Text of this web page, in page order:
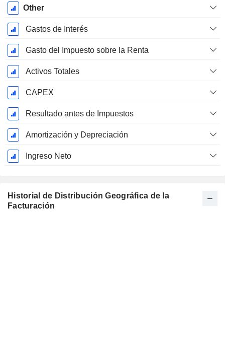
Other
Gastos de Interés
Gasto del Impuesto sobre la Renta
Activos Totales
CAPEX
Resultado antes de Impuestos
Amortización y Depreciación
Ingreso Neto
Historial de Distribución Geográfica de la
Facturación